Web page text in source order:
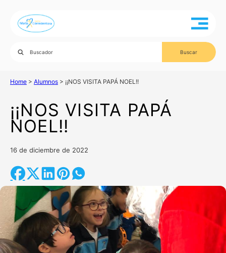
Home > Alumnos > ¡¡NOS VISITA PAPÁ NOEL!!
¡¡NOS VISITA PAPÁ
NOEL!!
16 de diciembre de 2022